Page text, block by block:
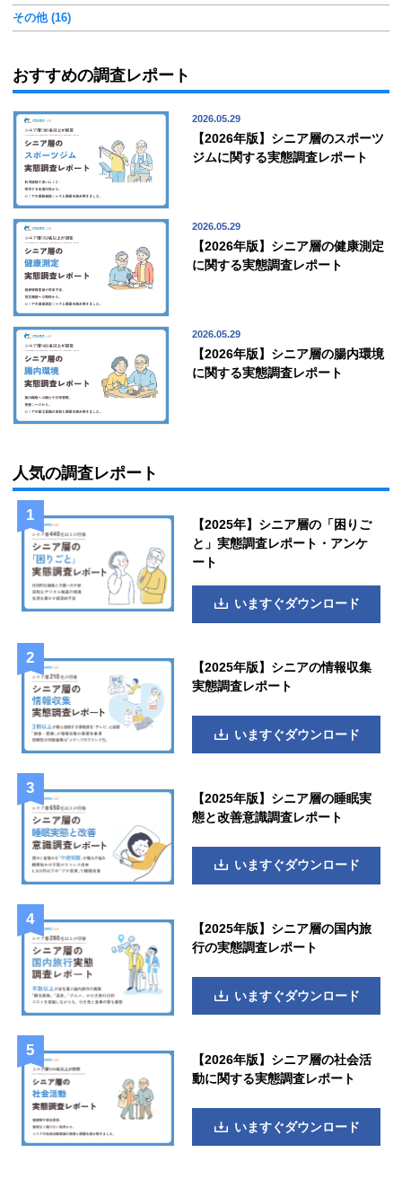
その他 (16)
おすすめの調査レポート
【2026年版】シニア層のスポーツ
ジムに関する実態調査レポート
2026.05.29
【2026年版】シニア層の健康測定
に関する実態調査レポート
2026.05.29
【2026年版】シニア層の腸内環境
に関する実態調査レポート
2026.05.29
人気の調査レポート
【2025年】シニア層の「困りご
と」実態調査レポート・アンケ
ート
いますぐダウンロード
【2025年版】シニアの情報収集
実態調査レポート
いますぐダウンロード
【2025年版】シニア層の睡眠実
態と改善意識調査レポート
いますぐダウンロード
【2025年版】シニア層の国内旅
行の実態調査レポート
いますぐダウンロード
【2026年版】シニア層の社会活
動に関する実態調査レポート
いますぐダウンロード